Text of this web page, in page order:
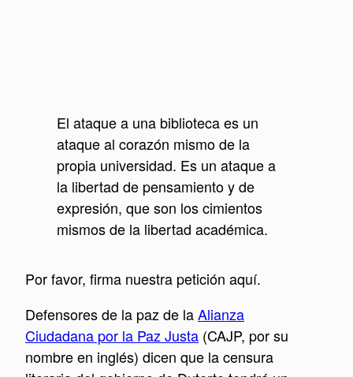
El ataque a una biblioteca es un
ataque al corazón mismo de la
propia universidad. Es un ataque a
la libertad de pensamiento y de
expresión, que son los cimientos
mismos de la libertad académica.
Por favor, firma nuestra petición aquí.
Defensores de la paz de laAlianza
Ciudadana por la Paz Justa (CAJP, por su
nombre en inglés) dicen que la censura